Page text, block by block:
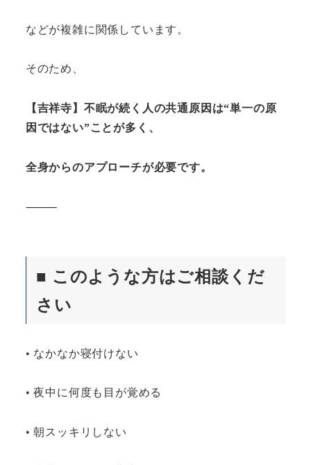
などが複雑に関係しています。
そのため、
【吉祥寺】不眠が続く人の共通原因は“単一の原
因ではない”ことが多く、
全身からのアプローチが必要です。
⸻
■ このような方はご相談くだ
さい
• なかなか寝付けない
• 夜中に何度も目が覚める
• 朝スッキリしない